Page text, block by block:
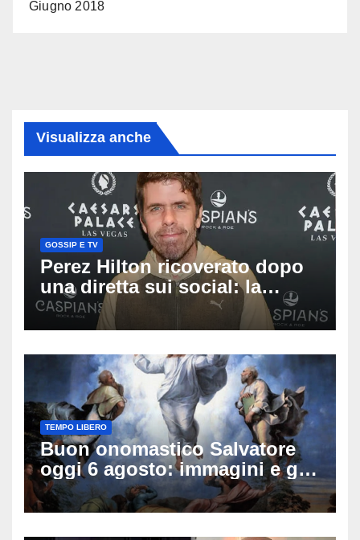
Giugno 2018
Visualizza anche
GOSSIP E TV
Perez Hilton ricoverato dopo
una diretta sui social: la
famiglia rompe il silenzio
sulle sue condizioni
TEMPO LIBERO
Buon onomastico Salvatore
oggi 6 agosto: immagini e gif
di auguri da condividere